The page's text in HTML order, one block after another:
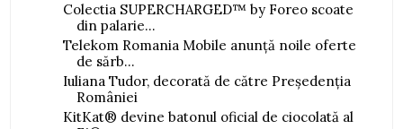
Colectia SUPERCHARGED™ by Foreo scoate
din palarie...
Telekom Romania Mobile anunță noile oferte
de sărb...
Iuliana Tudor, decorată de către Președenția
României
KitKat® devine batonul oficial de ciocolată al